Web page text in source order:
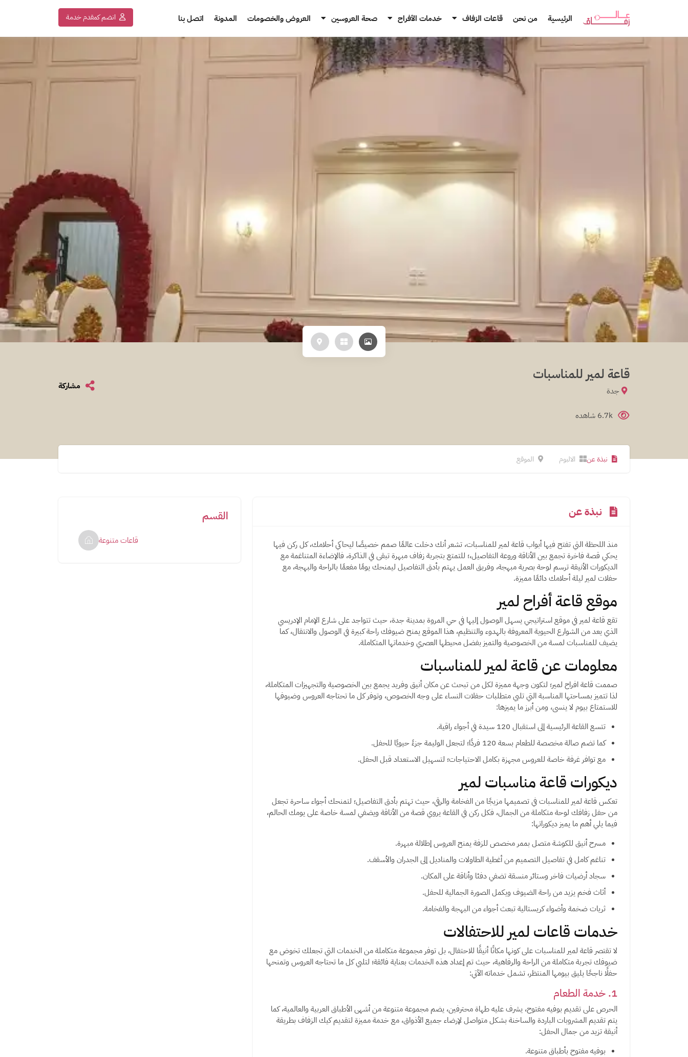
الرئيسية من نحن قاعات الزفاف خدمات الأفراح صحة العروسين العروض والخصومات المدونة اتصل بنا انضم كمقدم خدمة
قاعة لمير للمناسبات
جدة مشاركة
6.7k شاهده
نبذة عن الالبوم الموقع
نبذة عن
منذ اللحظة التي تفتح فيها أبواب قاعة لمير للمناسبات، تشعر أنك دخلت عالمًا صمم خصيصًا ليحاكي أحلامك، كل ركن فيها
يحكي قصة فاخرة تجمع بين الأناقة وروعة التفاصيل،؛ للتمتع بتجربة زفاف مبهرة تبقى في الذاكرة، فالإضاءة المتناغمة مع
الديكورات الأنيقة ترسم لوحة بصرية مبهجة، وفريق العمل يهتم بأدق التفاصيل ليمنحك يومًا مفعمًا بالراحة والبهجة، مع
حفلات لمير ليلة أحلامك دائمًا مميزة.
موقع قاعة أفراح لمير
تقع قاعة لمير في موقع استراتيجي يسهل الوصول إليها في حي المروة بمدينة جدة، حيث تتواجد على شارع الإمام الإدريسي
الذي يعد من الشوارع الحيوية المعروفة بالهدوء والتنظيم، هذا الموقع يمنح ضيوفك راحة كبيرة في الوصول والانتقال، كما
يضيف للمناسبات لمسة من الخصوصية والتميز بفضل محيطها العصري وخدماتها المتكاملة.
معلومات عن قاعة لمير للمناسبات
صممت قاعة افراح لمير؛ لتكون وجهة مميزة لكل من تبحث عن مكان أنيق وفريد يجمع بين الخصوصية والتجهيزات المتكاملة،
لذا تتميز بمساحتها المناسبة التي تلبي متطلبات حفلات النساء على وجه الخصوص، وتوفر كل ما تحتاجه العروس وضيوفها
للاستمتاع بيوم لا ينسى، ومن أبرز ما يميزها:
تتسع القاعة الرئيسية إلى استقبال 120 سيدة في أجواء راقية.
كما تضم صالة مخصصة للطعام بسعة 120 فردًا؛ لتجعل الوليمة جزءً حيويًا للحفل.
مع توافر غرفة خاصة للعروس مجهزة بكامل الاحتياجات؛ لتسهيل الاستعداد قبل الحفل.
ديكورات قاعة مناسبات لمير
تعكس قاعة لمير للمناسبات في تصميمها مزيجًا من الفخامة والرقي، حيث تهتم بأدق التفاصيل؛ لتمنحك أجواء ساحرة تجعل
من حفل زفافك لوحة متكاملة من الجمال، فكل ركن في القاعة يروي قصة من الأناقة ويضفي لمسة خاصة على يومك الحالم،
فيما يلي أهم ما يميز ديكوراتها:
مسرح أنيق للكوشة متصل بممر مخصص للزفة يمنح العروس إطلالة مبهرة.
تناغم كامل في تفاصيل التصميم من أغطية الطاولات والمناديل إلى الجدران والأسقف.
سجاد أرضيات فاخر وستائر منسقة تضفي دفئا وأناقة على المكان.
أثاث فخم يزيد من راحة الضيوف ويكمل الصورة الجمالية للحفل.
ثريات ضخمة وأضواء كريستالية تبعث أجواء من البهجة والفخامة.
خدمات قاعات لمير للاحتفالات
لا تقتصر قاعة لمير للمناسبات على كونها مكانًا أنيقًا للاحتفال، بل توفر مجموعة متكاملة من الخدمات التي تجعلك تخوض مع
ضيوفك تجربة متكاملة من الراحة والرفاهية، حيث تم إعداد هذه الخدمات بعناية فائقة؛ لتلبي كل ما تحتاجه العروس وتمنحها
حفلًا ناجحًا يليق بيومها المنتظر، تشمل خدماته الآتي:
1. خدمة الطعام
الحرص على تقديم بوفيه مفتوح، يشرف عليه طهاة محترفين، يضم مجموعة متنوعة من أشهى الأطباق العربية والعالمية، كما
يتم تقديم المشروبات الباردة والساخنة بشكل متواصل لإرضاء جميع الأذواق، مع خدمة مميزة لتقديم كيك الزفاف بطريقة
أنيقة تزيد من جمال الحفل:
بوفيه مفتوح بأطباق متنوعة.
القسم
قاعات متنوعة